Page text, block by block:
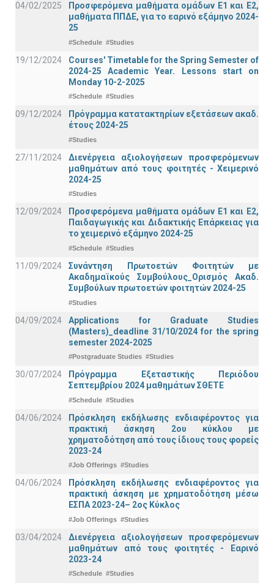
04/02/2025
Προσφερόμενα μαθήματα ομάδων Ε1 και Ε2,
μαθήματα ΠΠΔΕ, για το εαρινό εξάμηνο 2024-
25
#Schedule #Studies
19/12/2024
Courses' Timetable for the Spring Semester of
2024-25 Academic Year. Lessons start on
Monday 10-2-2025
#Schedule #Studies
09/12/2024
Πρόγραμμα κατατακτηρίων εξετάσεων ακαδ.
έτους 2024-25
#Studies
27/11/2024
Διενέργεια αξιολογήσεων προσφερόμενων
μαθημάτων από τους φοιτητές - Χειμερινό
2024-25
#Studies
12/09/2024
Προσφερόμενα μαθήματα ομάδων Ε1 και Ε2,
Παιδαγωγικής και Διδακτικής Επάρκειας για
το χειμερινό εξάμηνο 2024-25
#Schedule #Studies
11/09/2024
Συνάντηση Πρωτοετών Φοιτητών με
Ακαδημαϊκούς Συμβούλους_Ορισμός Ακαδ.
Συμβούλων πρωτοετών φοιτητών 2024-25
#Studies
04/09/2024
Applications for Graduate Studies
(Masters)_deadline 31/10/2024 for the spring
semester 2024-2025
#Postgraduate Studies #Studies
30/07/2024
Πρόγραμμα Εξεταστικής Περιόδου
Σεπτεμβρίου 2024 μαθημάτων ΣΘΕΤΕ
#Schedule #Studies
04/06/2024
Πρόσκληση εκδήλωσης ενδιαφέροντος για
πρακτική άσκηση 2ου κύκλου με
χρηματοδότηση από τους ίδιους τους φορείς
2023-24
#Job Offerings #Studies
04/06/2024
Πρόσκληση εκδήλωσης ενδιαφέροντος για
πρακτική άσκηση με χρηματοδότηση μέσω
ΕΣΠΑ 2023-24– 2ος Κύκλος
#Job Offerings #Studies
03/04/2024
Διενέργεια αξιολογήσεων προσφερόμενων
μαθημάτων από τους φοιτητές - Εαρινό
2023-24
#Schedule #Studies